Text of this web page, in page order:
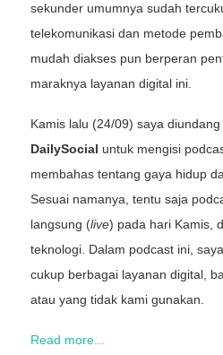
sekunder umumnya sudah
telekomunikasi dan metode
mudah diakses pun berperan
maraknya layanan digital ini.
Kamis lalu (24/09) saya diundang
DailySocial untuk mengisi
membahas tentang gaya hidup
Sesuai namanya, tentu saja
langsung (live) pada hari Kamis,
teknologi. Dalam podcast ini,
cukup berbagai layanan digital,
atau yang tidak kami gunakan.
Read more...